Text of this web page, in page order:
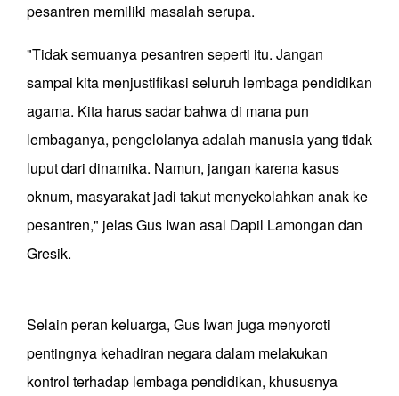
pesantren memiliki masalah serupa.
"Tidak semuanya pesantren seperti itu. Jangan
sampai kita menjustifikasi seluruh lembaga pendidikan
agama. Kita harus sadar bahwa di mana pun
lembaganya, pengelolanya adalah manusia yang tidak
luput dari dinamika. Namun, jangan karena kasus
oknum, masyarakat jadi takut menyekolahkan anak ke
pesantren," jelas Gus Iwan asal Dapil Lamongan dan
Gresik.
Selain peran keluarga, Gus Iwan juga menyoroti
pentingnya kehadiran negara dalam melakukan
kontrol terhadap lembaga pendidikan, khususnya